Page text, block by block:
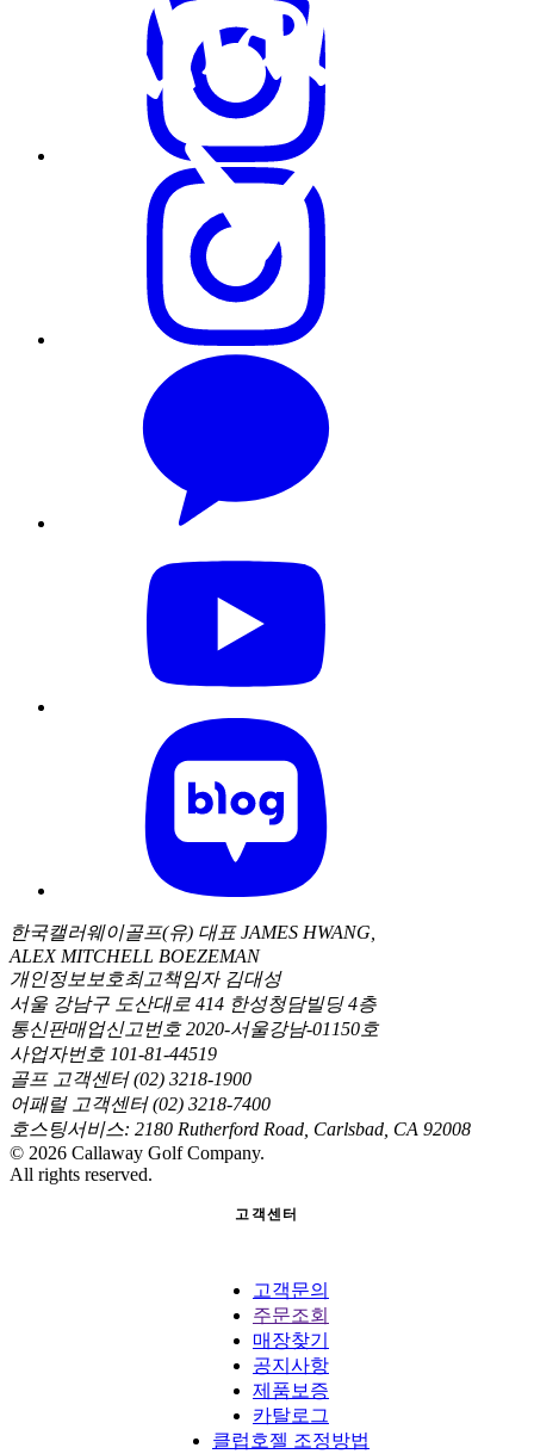
한국캘러웨이골프(유) 대표 JAMES HWANG,
ALEX MITCHELL BOEZEMAN
개인정보보호최고책임자 김대성
서울 강남구 도산대로 414 한성청담빌딩 4층
통신판매업신고번호 2020-서울강남-01150호
사업자번호 101-81-44519
골프 고객센터 (02) 3218-1900
어패럴 고객센터 (02) 3218-7400
호스팅서비스: 2180 Rutherford Road, Carlsbad, CA 92008
© 2026 Callaway Golf Company.
All rights reserved.
고객센터
고객문의
주문조회
매장찾기
공지사항
제품보증
카탈로그
클럽호젤 조정방법